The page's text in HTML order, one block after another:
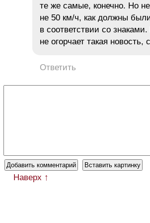
те же самые, конечно. Но
не 50 км/ч, как должны
в соответствии со
не огорчает такая новость,
Ответить
Наверх ↑